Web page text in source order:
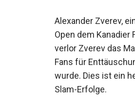
Alexander Zverev,
Open dem
verlor Zverev das
Fans für
wurde. Dies ist ein
Slam-Erfolge.